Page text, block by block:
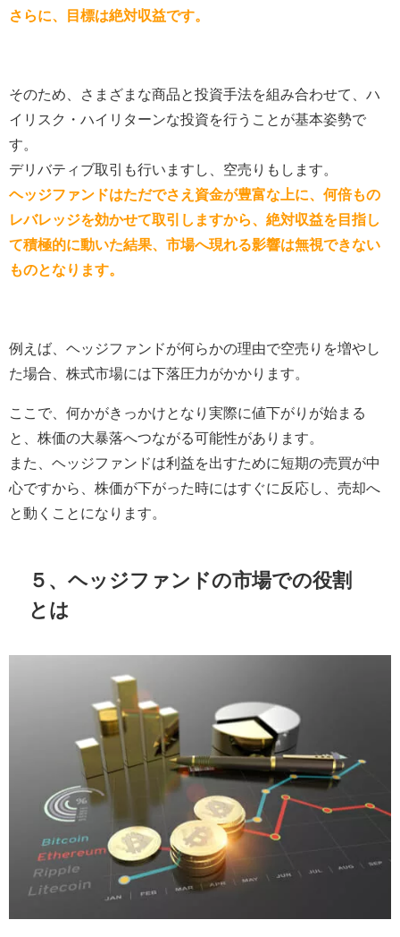
さらに、目標は絶対収益です。
そのため、さまざまな商品と投資手法を組み合わせて、ハ
イリスク・ハイリターンな投資を行うことが基本姿勢で
す。
デリバティブ取引も行いますし、空売りもします。
ヘッジファンドはただでさえ資金が豊富な上に、何倍もの
レバレッジを効かせて取引しますから、絶対収益を目指し
て積極的に動いた結果、市場へ現れる影響は無視できない
ものとなります。
例えば、ヘッジファンドが何らかの理由で空売りを増やし
た場合、株式市場には下落圧力がかかります。
ここで、何かがきっかけとなり実際に値下がりが始まる
と、株価の大暴落へつながる可能性があります。
また、ヘッジファンドは利益を出すために短期の売買が中
心ですから、株価が下がった時にはすぐに反応し、売却へ
と動くことになります。
５、ヘッジファンドの市場での役割
とは